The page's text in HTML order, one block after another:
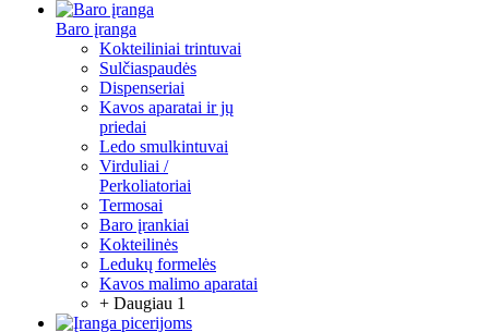
Baro įranga
Kokteiliniai trintuvai
Sulčiaspaudės
Dispenseriai
Kavos aparatai ir jų
priedai
Ledo smulkintuvai
Virduliai /
Perkoliatoriai
Termosai
Baro įrankiai
Kokteilinės
Ledukų formelės
Kavos malimo aparatai
+ Daugiau 1